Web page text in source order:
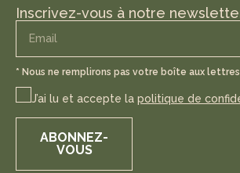
Inscrivez-vous à notre
* Nous ne remplirons pas votre boîte aux
J’ai lu et accepte la politique de
ABONNEZ-
VOUS